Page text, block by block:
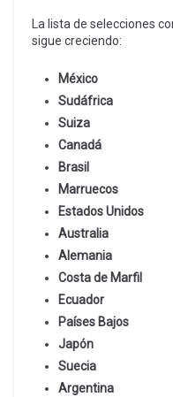
La lista de selecciones
sigue creciendo:
México
Sudáfrica
Suiza
Canadá
Brasil
Marruecos
Estados Unidos
Australia
Alemania
Costa de Marfil
Ecuador
Países Bajos
Japón
Suecia
Argentina